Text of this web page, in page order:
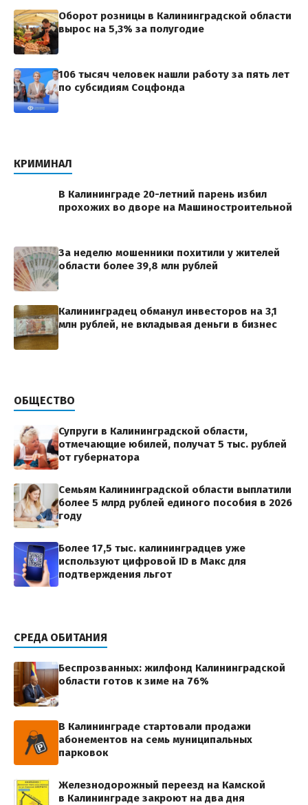
Оборот розницы в Калининградской области
вырос на 5,3% за полугодие
106 тысяч человек нашли работу за пять лет
по субсидиям Соцфонда
КРИМИНАЛ
В Калининграде 20-летний парень избил
прохожих во дворе на Машиностроительной
За неделю мошенники похитили у жителей
области более 39,8 млн рублей
Калининградец обманул инвесторов на 3,1
млн рублей, не вкладывая деньги в бизнес
ОБЩЕСТВО
Супруги в Калининградской области,
отмечающие юбилей, получат 5 тыс. рублей
от губернатора
Семьям Калининградской области выплатили
более 5 млрд рублей единого пособия в 2026
году
Более 17,5 тыс. калининградцев уже
используют цифровой ID в Макс для
подтверждения льгот
СРЕДА ОБИТАНИЯ
Беспрозванных: жилфонд Калининградской
области готов к зиме на 76%
В Калининграде стартовали продажи
абонементов на семь муниципальных
парковок
Железнодорожный переезд на Камской
в Калининграде закроют на два дня